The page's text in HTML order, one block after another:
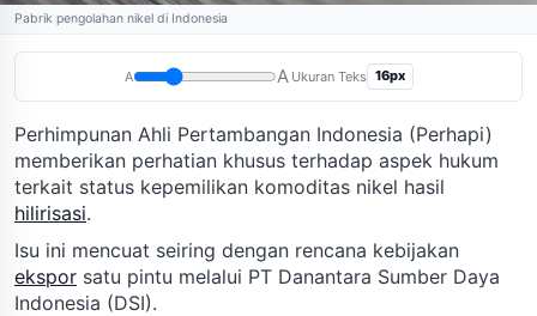
Pabrik pengolahan nikel di Indonesia
A A Ukuran Teks 16px
Perhimpunan Ahli Pertambangan Indonesia (Perhapi)
memberikan perhatian khusus terhadap aspek hukum
terkait status kepemilikan komoditas nikel hasil
hilirisasi.
Isu ini mencuat seiring dengan rencana kebijakan
ekspor satu pintu melalui PT Danantara Sumber Daya
Indonesia (DSI).